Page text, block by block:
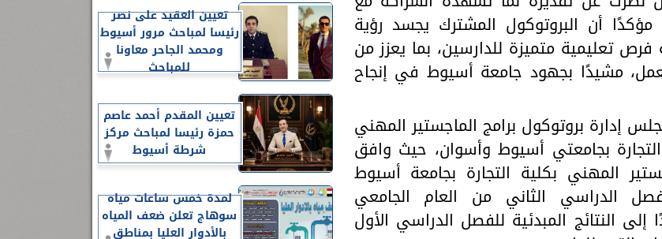
أن البروتوكول المشترك يجسد رؤية
فرص تعليمية متميزة للدارسين، بما يعزز من
مشيدًا بجهود جامعة أسيوط في إنجاح
إدارة بروتوكول برامج الماجستير المهني
بجامعتي أسيوط وأسوان، حيث وافق
المهني بكلية التجارة بجامعة أسيوط
الدراسي الثاني من العام الجامعي
إلى النتائج المبدئية للفصل الدراسي الأول
تعيين العقيد على نصر
رئيسا لمباحث مرور أسيوط
ومحمد الجاحر معاونا
للمباحث
تعيين المقدم أحمد عاصم
حمزة رئيسا لمباحث مركز
شرطة أسيوط
لمدة خمس ساعات مياه
سوهاج تعلن ضعف المياه
بالأدوار العليا بمناطق